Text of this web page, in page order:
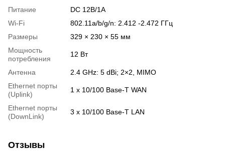
Питание
DC 12В/1A
Wi-Fi
802.11a/b/g/n: 2.412 -2.472 ГГц
Размеры
329 × 230 × 55 мм
Мощность
потребления
12 Вт
Антенна
2.4 GHz: 5 dBi; 2×2, MIMO
Ethernet порты
(Uplink)
1 x 10/100 Base-T WAN
Ethernet порты
(DownLink)
3 x 10/100 Base-T LAN
Отзывы